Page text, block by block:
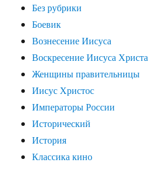
Без рубрики
Боевик
Вознесение Иисуса
Воскресение Иисуса Христа
Женщины правительницы
Иисус Христос
Императоры России
Исторический
История
Классика кино